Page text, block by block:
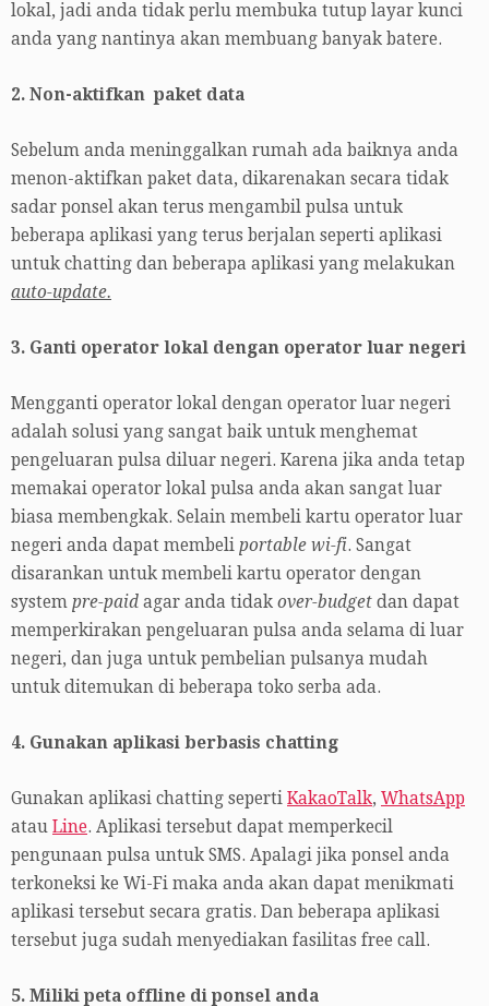
lokal, jadi anda tidak perlu membuka tutup layar kunci
anda yang nantinya akan membuang banyak batere.
2. Non-aktifkan paket data
Sebelum anda meninggalkan rumah ada baiknya anda
menon-aktifkan paket data, dikarenakan secara tidak
sadar ponsel akan terus mengambil pulsa untuk
beberapa aplikasi yang terus berjalan seperti aplikasi
untuk chatting dan beberapa aplikasi yang melakukan
auto-update.
3. Ganti operator lokal dengan operator luar negeri
Mengganti operator lokal dengan operator luar negeri
adalah solusi yang sangat baik untuk menghemat
pengeluaran pulsa diluar negeri. Karena jika anda tetap
memakai operator lokal pulsa anda akan sangat luar
biasa membengkak. Selain membeli kartu operator luar
negeri anda dapat membeli portable wi-fi. Sangat
disarankan untuk membeli kartu operator dengan
system pre-paid agar anda tidak over-budget dan dapat
memperkirakan pengeluaran pulsa anda selama di luar
negeri, dan juga untuk pembelian pulsanya mudah
untuk ditemukan di beberapa toko serba ada.
4. Gunakan aplikasi berbasis chatting
Gunakan aplikasi chatting seperti KakaoTalk, WhatsApp
atau Line. Aplikasi tersebut dapat memperkecil
pengunaan pulsa untuk SMS. Apalagi jika ponsel anda
terkoneksi ke Wi-Fi maka anda akan dapat menikmati
aplikasi tersebut secara gratis. Dan beberapa aplikasi
tersebut juga sudah menyediakan fasilitas free call.
5. Miliki peta offline di ponsel anda